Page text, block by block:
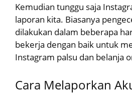
Kemudian tunggu saja
laporan kita. Biasanya
dilakukan dalam beberapa
bekerja dengan baik untuk
Instagram palsu dan belanja
Cara Melaporkan